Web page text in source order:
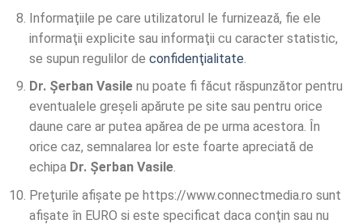
Informaţiile pe care utilizatorul le furnizează, fie ele
informaţii explicite sau informaţii cu caracter statistic,
se supun regulilor de confidenţialitate
Dr. Șerban Vasilenu poate fi făcut răspunzător pentru
eventualele greşeli apărute pe site sau pentru orice
daune care ar putea apărea de pe urma acestora. În
orice caz, semnalarea lor este foarte apreciată de
echipa Dr. Șerban Vasile.
Preţurile afişate pe https://www.connectmedia.ro sunt
afişate în EURO si este specificat daca conţin sau nu